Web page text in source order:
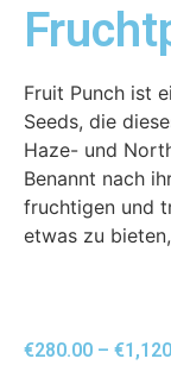
Fruit Punch ist
Seeds, die
Haze- und
Benannt nach
fruchtigen und
etwas zu
€280.00 – €